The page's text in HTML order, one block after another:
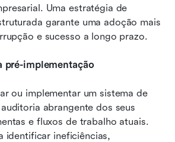
Uma estratégia de
garante uma adoção mais
e sucesso a longo prazo.
pré-implementação
ou implementar um sistema de
abrangente dos seus
e fluxos de trabalho atuais.
identificar ineficiências,